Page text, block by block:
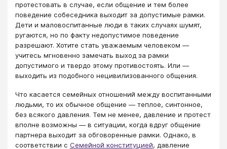
протестовать в случае, если общение и тем более
поведение собеседника выходит за допустимые рамки.
Дети и маловоспитанные люди в таких случаях шумят,
ругаются, но по факту недопустимое поведение
разрешают. Хотите стать уважаемым человеком —
учитесь мгновенно замечать выход за рамки
допустимого и твердо этому противостоять. Или —
выходить из подобного нецивилизованного общения.
Что касается семейных отношений между воспитанными
людьми, то их обычное общение — теплое, синтонное,
без всякого давления. Тем не менее, давление и протест
вполне возможны — в ситуации, когда вдруг общение
партнера выходит за обговоренные рамки. Однако, в
соответствии с Семейной конституцией, давление